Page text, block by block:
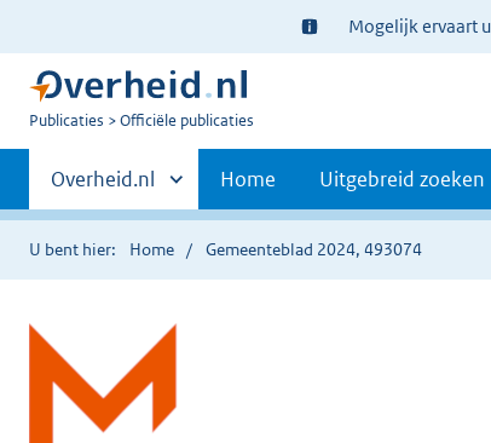
Ter
informatie:
Mogelijk ervaart
U
Publicaties Officiële publicaties
Primaire
navigatie
Andere
sites
binnen
Overheid.nl Home Uitgebreid zoeken
U bent hier: Home Gemeenteblad 2024, 493074